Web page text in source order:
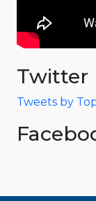
Twitter
Tweets by